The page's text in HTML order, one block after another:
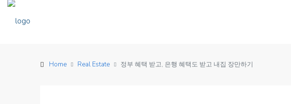
Home Real Estate 정부 혜택 받고, 은행 혜택도 받고 내집 장만하기